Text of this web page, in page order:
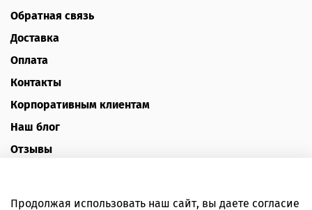
Обратная связь
Доставка
Оплата
Контакты
Корпоративным клиентам
Наш блог
Отзывы
Продолжая использовать наш сайт, вы даете согласие